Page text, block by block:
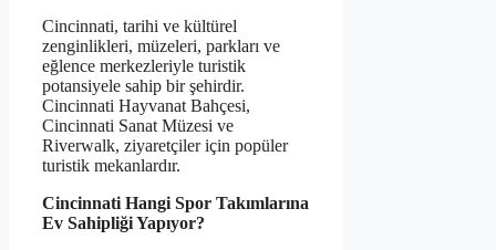
Cincinnati, tarihi ve kültürel
zenginlikleri, müzeleri, parkları ve
eğlence merkezleriyle turistik
potansiyele sahip bir şehirdir.
Cincinnati Hayvanat Bahçesi,
Cincinnati Sanat Müzesi ve
Riverwalk, ziyaretçiler için popüler
turistik mekanlardır.
Cincinnati Hangi Spor Takımlarına
Ev Sahipliği Yapıyor?